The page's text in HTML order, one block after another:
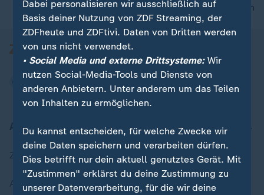
nach oben
Aktuell bei ZDFheute
Zuletzt veröffentlicht
Aktuelle Sendungs-Videos
Dabei personalisieren wir ausschließlich auf
Basis deiner Nutzung von ZDF Streaming, der
ZDFheute und ZDFtivi. Daten von Dritten werden
von uns nicht verwendet.
• Social Media und externe Drittsysteme:Wir
nutzen Social-Media-Tools und Dienste von
anderen Anbietern. Unter anderem um das Teilen
von Inhalten zu ermöglichen.
Du kannst entscheiden, für welche Zwecke wir
deine Daten speichern und verarbeiten dürfen.
Dies betrifft nur dein aktuell genutztes Gerät. Mit
"Zustimmen" erklärst du deine Zustimmung zu
unserer Datenverarbeitung, für die wir deine